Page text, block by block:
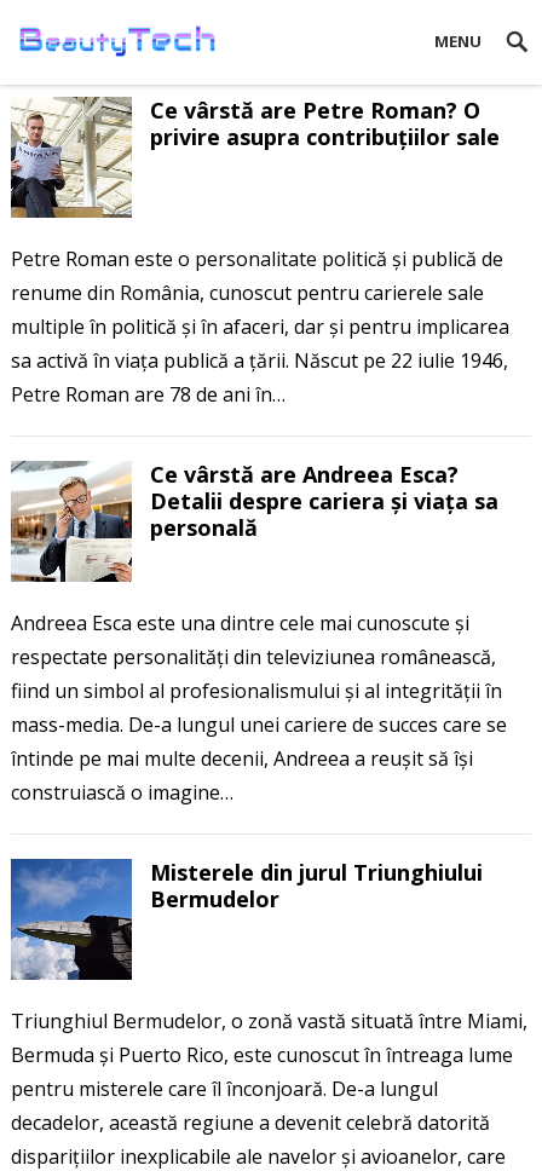
MENU
Ce vârstă are Petre Roman? O
privire asupra contribuțiilor sale
Petre Roman este o personalitate politică și publică de
renume din România, cunoscut pentru carierele sale
multiple în politică și în afaceri, dar și pentru implicarea
sa activă în viața publică a țării. Născut pe 22 iulie 1946,
Petre Roman are 78 de ani în…
Ce vârstă are Andreea Esca?
Detalii despre cariera și viața sa
personală
Andreea Esca este una dintre cele mai cunoscute și
respectate personalități din televiziunea românească,
fiind un simbol al profesionalismului și al integrității în
mass-media. De-a lungul unei cariere de succes care se
întinde pe mai multe decenii, Andreea a reușit să își
construiască o imagine…
Misterele din jurul Triunghiului
Bermudelor
Triunghiul Bermudelor, o zonă vastă situată între Miami,
Bermuda și Puerto Rico, este cunoscut în întreaga lume
pentru misterele care îl înconjoară. De-a lungul
decadelor, această regiune a devenit celebră datorită
disparițiilor inexplicabile ale navelor și avioanelor, care